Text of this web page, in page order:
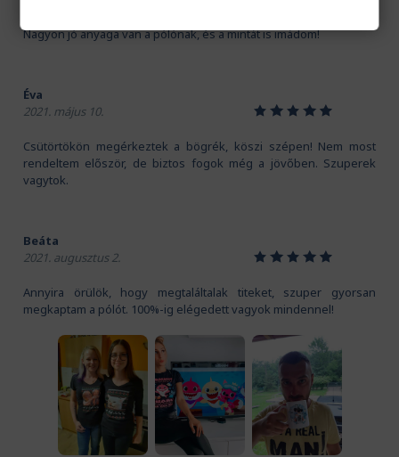
Nagyon jó anyaga van a pólónak, és a mintát is imádom!
Éva
2021. május 10.
12345
Csütörtökön megérkeztek a bögrék, köszi szépen! Nem most
rendeltem először, de biztos fogok még a jövőben. Szuperek
vagytok.
Beáta
2021. augusztus 2.
12345
Annyira örülök, hogy megtaláltalak titeket, szuper gyorsan
megkaptam a pólót. 100%-ig elégedett vagyok mindennel!